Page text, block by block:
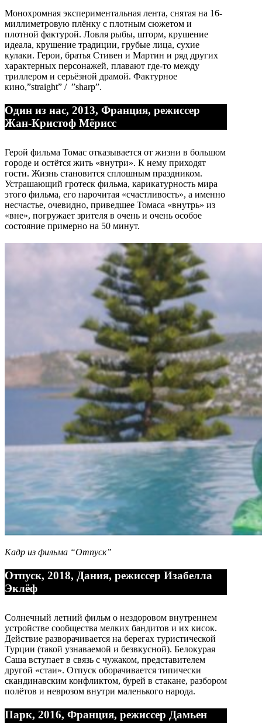
Монохромная экспериментальная лента, снятая на 16-
миллиметровую плёнку с плотным сюжетом и
плотной фактурой. Ловля рыбы, шторм, крушение
идеала, крушение традиции, грубые лица, сухие
кулаки. Герои, братья Стивен и Мартин и ряд других
характерных персонажей, плавают где-то между
триллером и серьёзной драмой. Фактурное
кино,”straight” / ”sharp”.
Один из нас, 2013, Франция, режиссер
Жан-Кристоф Мёрисс
Герой фильма Томас отказывается от жизни в большом
городе и остётся жить «внутри». К нему приходят
гости. Жизнь становится сплошным праздником.
Устрашающий гротеск фильма, карикатурность мира
этого фильма, его нарочитая «счастливость», а именно
несчастье, очевидно, приведшее Томаса «внутрь» из
«вне», погружает зрителя в очень и очень особое
состояние примерно на 50 минут.
Кадр из фильма “Отпуск”
Отпуск, 2018, Дания, режиссер Изабелла
Эклёф
Солнечный летний фильм о нездоровом внутреннем
устройстве сообщества мелких бандитов и их кисок.
Действие разворачивается на берегах туристической
Турции (такой узнаваемой и безвкусной). Белокурая
Саша вступает в связь с чужаком, представителем
другой «стаи». Отпуск оборачивается типически
скандинавским конфликтом, бурей в стакане, разбором
полётов и неврозом внутри маленького народа.
Парк, 2016, Франция, режиссер Дамьен